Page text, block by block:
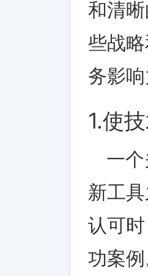
和清
些战
务影
1.使
一
新工
认可
功案